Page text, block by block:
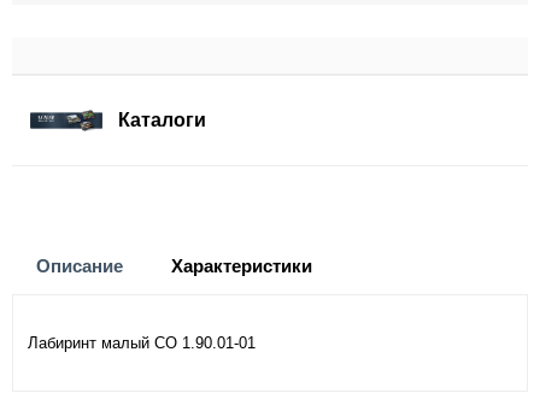
Каталоги
Описание Характеристики
Лабиринт малый СО 1.90.01-01